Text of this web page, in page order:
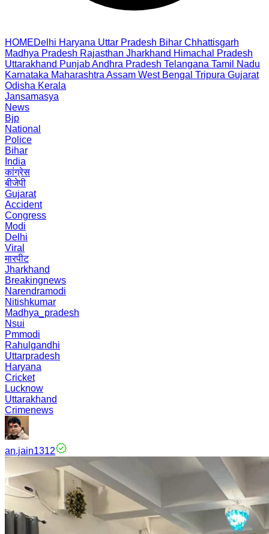
HOMEDelhi Haryana Uttar Pradesh Bihar Chhattisgarh
Madhya Pradesh Rajasthan Jharkhand Himachal Pradesh
Uttarakhand PunjabAndhra Pradesh Telangana Tamil Nadu
Karnataka Maharashtra Assam West Bengal Tripura Gujarat
Odisha Kerala
Jansamasya
News
Bjp
National
Police
Bihar
India
कांग्रेस
बीजेपी
Gujarat
Accident
Congress
Modi
Delhi
Viral
मारपीट
Jharkhand
Breakingnews
Narendramodi
Nitishkumar
Madhya_pradesh
Nsui
Pmmodi
Rahulgandhi
Uttarpradesh
Haryana
Cricket
Lucknow
Uttarakhand
Crimenews
an.jain1312